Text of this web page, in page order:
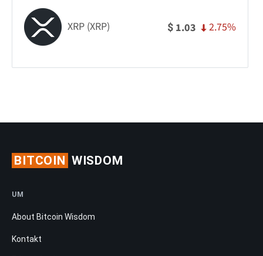
XRP (XRP) $ 1.03 2.75%
BITCOIN WISDOM
UM
About Bitcoin Wisdom
Kontakt